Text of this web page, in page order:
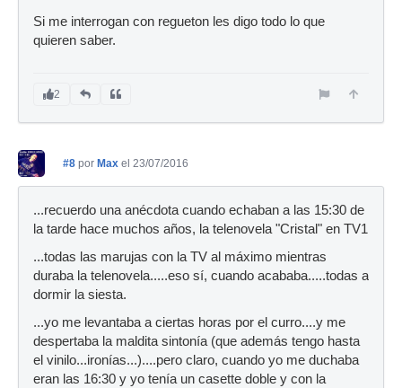
Si me interrogan con regueton les digo todo lo que
quieren saber.
2
#8 por Max el 23/07/2016
...recuerdo una anécdota cuando echaban a las 15:30 de
la tarde hace muchos años, la telenovela "Cristal" en TV1
...todas las marujas con la TV al máximo mientras
duraba la telenovela.....eso sí, cuando acababa.....todas a
dormir la siesta.
...yo me levantaba a ciertas horas por el curro....y me
despertaba la maldita sintonía (que además tengo hasta
el vinilo...ironías...)....pero claro, cuando yo me duchaba
eran las 16:30 y yo tenía un casette doble y con la